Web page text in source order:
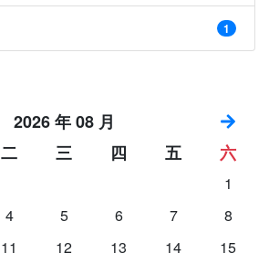
1
2026 年 08 月
二 三 四 五 六
1
4 5 6 7
8
11 12 13 14
15